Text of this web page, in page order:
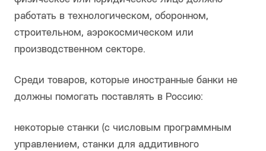
работать в технологическом, оборонном,
строительном, аэрокосмическом или
производственном секторе.
Среди товаров, которые иностранные банки не
должны помогать поставлять в Россию:
некоторые станки (с числовым программным
управлением, станки для аддитивного